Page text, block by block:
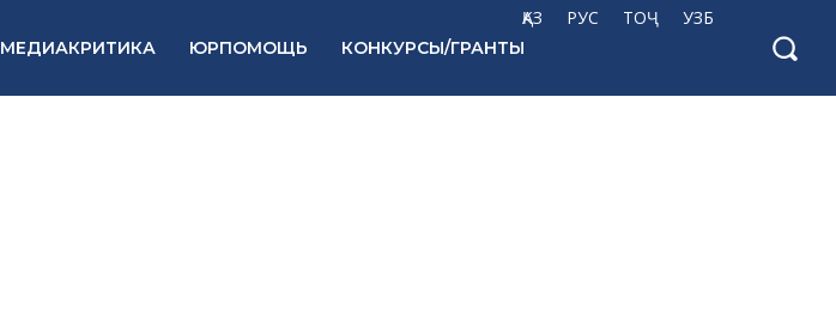
ҚАЗ РУС ТОҶ УЗБ
МЕДИАКРИТИКА ЮРПОМОЩЬ КОНКУРСЫ/ГРАНТЫ